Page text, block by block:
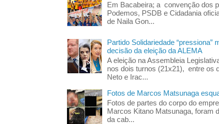
Em Bacabeira; a convenção dos
Podemos, PSDB e Cidadania
de Naila Gon...
Partido Solidariedade “pressiona”
decisão da eleição da ALEMA
A eleição na Assembleia
nos dois turnos (21x21), entre os
Neto e Irac...
Fotos de Marcos Matsunaga
Fotos de partes do corpo do
Marcos Kitano Matsunaga, foram
da cab...